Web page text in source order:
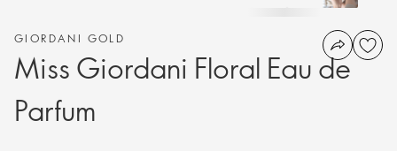
GIORDANI GOLD
Miss Giordani Floral Eau de
Parfum